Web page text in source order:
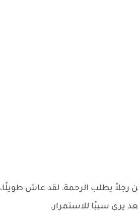
رجلاً يطلب الرحمة. لقد عاش طويلًا،
يرى سببًا للاستمرار.